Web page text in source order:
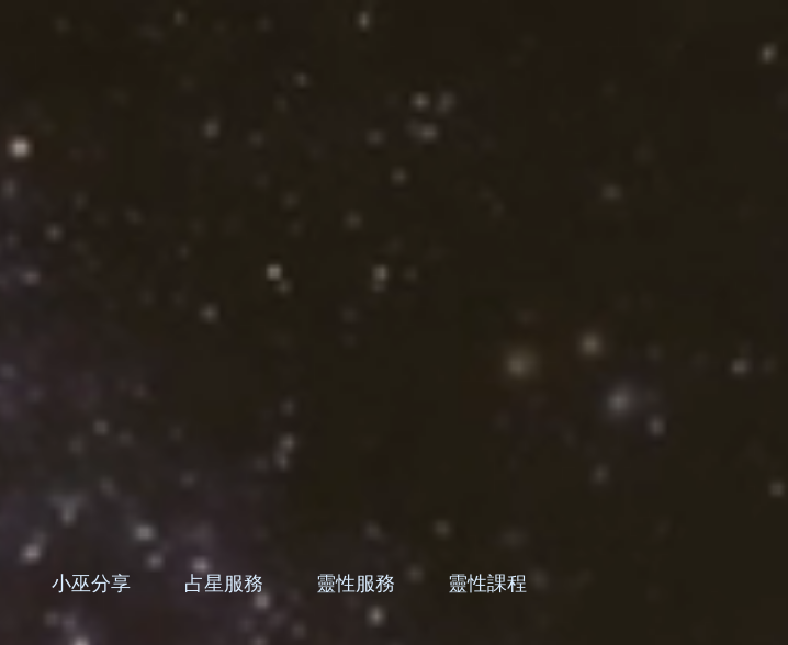
小巫分享 占星服務 靈性服務 靈性課程